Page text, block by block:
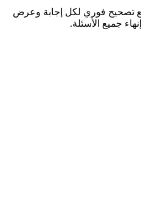
تصحيح فوري لكل إجابة وعرض
جميع الأسئلة.